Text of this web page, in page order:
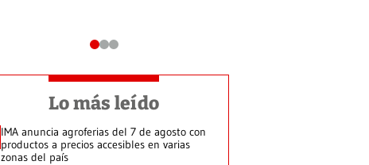
Lo más leído
IMA anuncia agroferias del 7 de agosto con
productos a precios accesibles en varias
zonas del país